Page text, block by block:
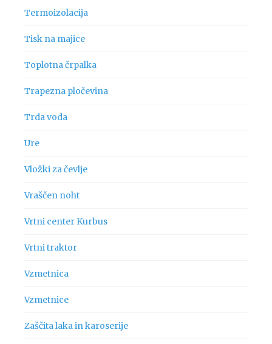
Termoizolacija
Tisk na majice
Toplotna črpalka
Trapezna pločevina
Trda voda
Ure
Vložki za čevlje
Vraščen noht
Vrtni center Kurbus
Vrtni traktor
Vzmetnica
Vzmetnice
Zaščita laka in karoserije